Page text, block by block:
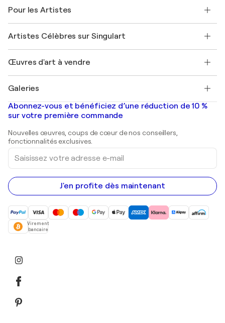
Offrir une carte cadeau
Rejoignez notre programme commercial
Mon compte
+33 1 76 44 06 42
FAQ
Magazine Singulart
Emplois
Découvrez une sélection d'art original
Pour les Artistes
Se connecter en tant qu'Artiste
Artistes Célèbres sur Singulart
Marc Chagall
Banksy
Mr. Brainwash
Shepard Fairey
Œuvres d'art à vendre
Tableaux abstraits à vendre
Peintures de paysage
Estampes
Peintures acryliques
Galeries
Galeries d'art en France
Galeries d'art en Belgique
Abonnez-vous et bénéficiez d’une réduction de 10 %
sur votre première commande
Nouvelles œuvres, coups de cœur de nos conseillers,
fonctionnalités exclusives.
Saisissez
votre
adresse
e-
mail
J'en profite dès maintenant
Virement
bancaire